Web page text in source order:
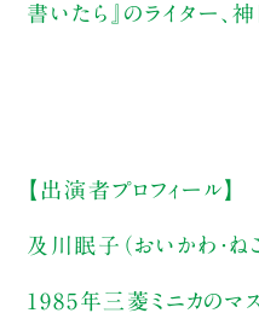
書いたら』のライター、
【出演者プロフィール】
及川眠子（おいかわ・ね
1985年三菱ミニカのマス